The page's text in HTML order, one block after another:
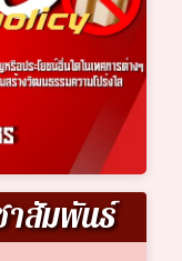
าสัมพันธ์